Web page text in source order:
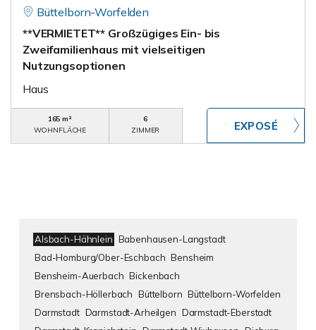
Büttelborn-Worfelden
**VERMIETET** Großzügiges Ein- bis
Zweifamilienhaus mit vielseitigen
Nutzungsoptionen
Haus
165 m²
WOHNFLÄCHE
6
ZIMMER
Alsbach-Hähnlein Babenhausen-Langstadt
Bad-Homburg/Ober-Eschbach Bensheim
Bensheim-Auerbach Bickenbach
Brensbach-Höllerbach Büttelborn Büttelborn-Worfelden
Darmstadt Darmstadt-Arheilgen Darmstadt-Eberstadt